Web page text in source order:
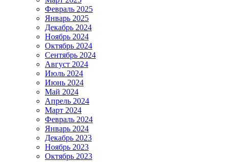
Февраль 2025
Январь 2025
Декабрь 2024
Ноябрь 2024
Октябрь 2024
Сентябрь 2024
Август 2024
Июль 2024
Июнь 2024
Май 2024
Апрель 2024
Март 2024
Февраль 2024
Январь 2024
Декабрь 2023
Ноябрь 2023
Октябрь 2023